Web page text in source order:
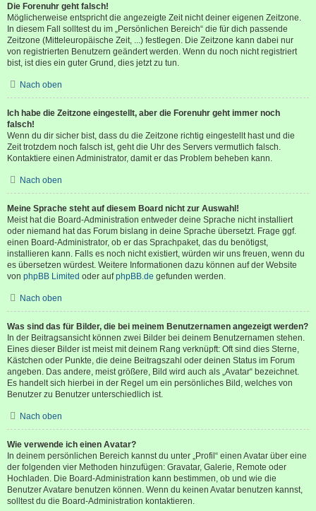
Die Forenuhr geht falsch!
Möglicherweise entspricht die angezeigte Zeit nicht deiner eigenen Zeitzone.
In diesem Fall solltest du im „Persönlichen Bereich“ die für dich passende
Zeitzone (Mitteleuropäische Zeit, ...) festlegen. Die Zeitzone kann dabei nur
von registrierten Benutzern geändert werden. Wenn du noch nicht registriert
bist, ist dies ein guter Grund, dies jetzt zu tun.
Nach oben
Ich habe die Zeitzone eingestellt, aber die Forenuhr geht immer noch
falsch!
Wenn du dir sicher bist, dass du die Zeitzone richtig eingestellt hast und die
Zeit trotzdem noch falsch ist, geht die Uhr des Servers vermutlich falsch.
Kontaktiere einen Administrator, damit er das Problem beheben kann.
Nach oben
Meine Sprache steht auf diesem Board nicht zur Auswahl!
Meist hat die Board-Administration entweder deine Sprache nicht installiert
oder niemand hat das Forum bislang in deine Sprache übersetzt. Frage ggf.
einen Board-Administrator, ob er das Sprachpaket, das du benötigst,
installieren kann. Falls es noch nicht existiert, würden wir uns freuen, wenn du
es übersetzen würdest. Weitere Informationen dazu können auf der Website
von phpBB Limited oder aufphpBB.de gefunden werden.
Nach oben
Was sind das für Bilder, die bei meinem Benutzernamen angezeigt werden?
In der Beitragsansicht können zwei Bilder bei deinem Benutzernamen stehen.
Eines dieser Bilder ist meist mit deinem Rang verknüpft: Oft sind dies Sterne,
Kästchen oder Punkte, die deine Beitragszahl oder deinen Status im Forum
angeben. Das andere, meist größere, Bild wird auch als „Avatar“ bezeichnet.
Es handelt sich hierbei in der Regel um ein persönliches Bild, welches von
Benutzer zu Benutzer unterschiedlich ist.
Nach oben
Wie verwende ich einen Avatar?
In deinem persönlichen Bereich kannst du unter „Profil“ einen Avatar über eine
der folgenden vier Methoden hinzufügen: Gravatar, Galerie, Remote oder
Hochladen. Die Board-Administration kann bestimmen, ob und wie die
Benutzer Avatare benutzen können. Wenn du keinen Avatar benutzen kannst,
solltest du die Board-Administration kontaktieren.